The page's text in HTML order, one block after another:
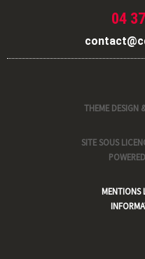
04
THEME DESIGN
SITE SOUS
MENTIONS